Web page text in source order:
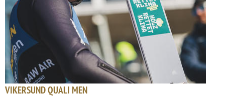
VIKERSUND QUALI MEN